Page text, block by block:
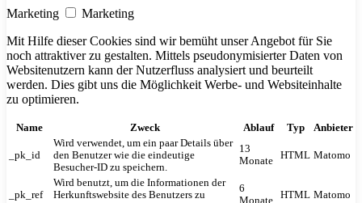
Marketing
Marketing
Mit Hilfe dieser Cookies sind wir bemüht unser Angebot für Sie
noch attraktiver zu gestalten. Mittels pseudonymisierter Daten von
Websitenutzern kann der Nutzerfluss analysiert und beurteilt
werden. Dies gibt uns die Möglichkeit Werbe- und Websiteinhalte
zu optimieren.
Name Zweck Ablauf Typ Anbieter
_pk_id
Wird verwendet, um ein paar Details über
den Benutzer wie die eindeutige
Besucher-ID zu speichern.
13
Monate
HTML Matomo
_pk_ref
Wird benutzt, um die Informationen der
Herkunftswebsite des Benutzers zu
6
Monate
HTML Matomo